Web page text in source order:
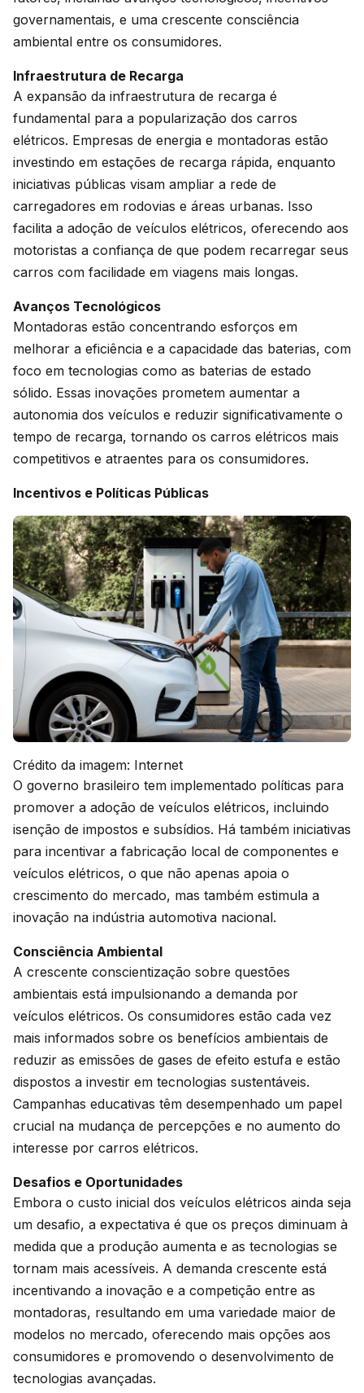
governamentais, e uma crescente consciência
ambiental entre os consumidores.
Infraestrutura de Recarga
A expansão da infraestrutura de recarga é
fundamental para a popularização dos carros
elétricos. Empresas de energia e montadoras estão
investindo em estações de recarga rápida, enquanto
iniciativas públicas visam ampliar a rede de
carregadores em rodovias e áreas urbanas. Isso
facilita a adoção de veículos elétricos, oferecendo aos
motoristas a confiança de que podem recarregar seus
carros com facilidade em viagens mais longas.
Avanços Tecnológicos
Montadoras estão concentrando esforços em
melhorar a eficiência e a capacidade das baterias, com
foco em tecnologias como as baterias de estado
sólido. Essas inovações prometem aumentar a
autonomia dos veículos e reduzir significativamente o
tempo de recarga, tornando os carros elétricos mais
competitivos e atraentes para os consumidores.
Incentivos e Políticas Públicas
Crédito da imagem: Internet
O governo brasileiro tem implementado políticas para
promover a adoção de veículos elétricos, incluindo
isenção de impostos e subsídios. Há também iniciativas
para incentivar a fabricação local de componentes e
veículos elétricos, o que não apenas apoia o
crescimento do mercado, mas também estimula a
inovação na indústria automotiva nacional.
Consciência Ambiental
A crescente conscientização sobre questões
ambientais está impulsionando a demanda por
veículos elétricos. Os consumidores estão cada vez
mais informados sobre os benefícios ambientais de
reduzir as emissões de gases de efeito estufa e estão
dispostos a investir em tecnologias sustentáveis.
Campanhas educativas têm desempenhado um papel
crucial na mudança de percepções e no aumento do
interesse por carros elétricos.
Desafios e Oportunidades
Embora o custo inicial dos veículos elétricos ainda seja
um desafio, a expectativa é que os preços diminuam à
medida que a produção aumenta e as tecnologias se
tornam mais acessíveis. A demanda crescente está
incentivando a inovação e a competição entre as
montadoras, resultando em uma variedade maior de
modelos no mercado, oferecendo mais opções aos
consumidores e promovendo o desenvolvimento de
tecnologias avançadas.